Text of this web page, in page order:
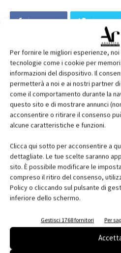
Per fornire le migliori esperienze,
tecnologie come i cookie per
informazioni del dispositivo. Il
permetterà a noi e ai nostri partner
come il comportamento durante la
questo sito e di mostrare annunci
acconsentire o ritirare il consenso
alcune caratteristiche e funzioni.
Clicca qui sotto per acconsentire a
dettagliate. Le tue scelte saranno
sito. È possibile modificare le
compreso il ritiro del consenso,
Policy o cliccando sul pulsante di
inferiore dello schermo.
Gestisci 1768 fornitori Per
Facebook Twitter
RELATED ARTICLES MORE
MYCOMFORT
per una
ottimizza luce,
Blu Mesh® in
calcestruzzo